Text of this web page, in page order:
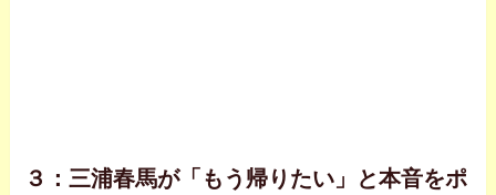
３：三浦春馬が「もう帰りたい」と本音をポ